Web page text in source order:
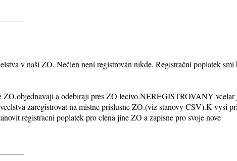
v naší ZO. Nečlen není registrován nikde. Registrační poplatek smí
ZO,objednavaji a odebiraji pres ZO lecivo.NEREGISTROVANY vcelar
zaregistrovat na mistne prislusne ZO.(viz stanovy CSV).K vysi
registracni poplatek pro clena jine ZO a zapisne pro svoje nove